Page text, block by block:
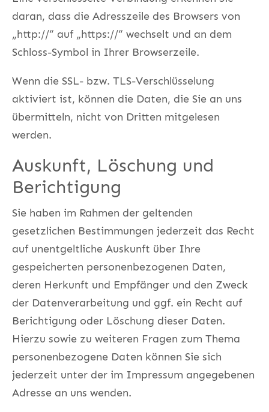
daran, dass die Adresszeile des Browsers von
„http://“ auf „https://“ wechselt und an dem
Schloss-Symbol in Ihrer Browserzeile.
Wenn die SSL- bzw. TLS-Verschlüsselung
aktiviert ist, können die Daten, die Sie an uns
übermitteln, nicht von Dritten mitgelesen
werden.
Auskunft, Löschung und
Berichtigung
Sie haben im Rahmen der geltenden
gesetzlichen Bestimmungen jederzeit das Recht
auf unentgeltliche Auskunft über Ihre
gespeicherten personenbezogenen Daten,
deren Herkunft und Empfänger und den Zweck
der Datenverarbeitung und ggf. ein Recht auf
Berichtigung oder Löschung dieser Daten.
Hierzu sowie zu weiteren Fragen zum Thema
personenbezogene Daten können Sie sich
jederzeit unter der im Impressum angegebenen
Adresse an uns wenden.